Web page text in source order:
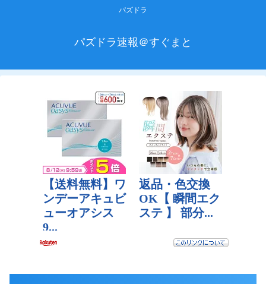
パズドラ
パズドラ速報＠すぐまと